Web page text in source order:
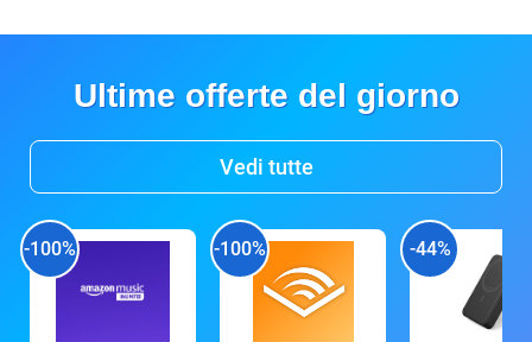
Ultime offerte del giorno
Vedi tutte
-100% -100% -44%